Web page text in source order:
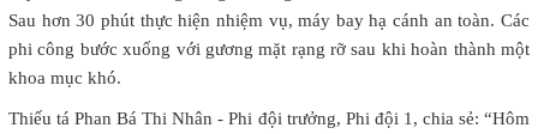
Sau hơn 30 phút thực hiện nhiệm vụ, máy bay hạ cánh an toàn. Các
phi công bước xuống với gương mặt rạng rỡ sau khi hoàn thành một
khoa mục khó.
Thiếu tá Phan Bá Thi Nhân - Phi đội trưởng, Phi đội 1, chia sẻ: “Hôm